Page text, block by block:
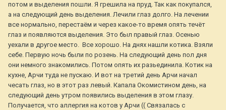
потом и выделения пошли. Я грешила на пруд. Так как покупался,
а на следующий день выделения. Лечили глаз долго. На лечении
все нормально, перестаём и через какое-то время опять течёт
глаз и появляются выделения. Это был правый глаз. Осенью
уехали в другое место. Все хорошо. На днях нашли котика. Взяли
себе. Первую ночь были по розень. На следующий день пол дня
они немного знакомились. Потом опять их разьединила. Котик на
кухне, Арчи туда не пускаю. И вот на третий день Арчи начал
чесать глаз, но в этот раз левый. Капала Окомистином день, на
следующий день утром появились выделения в этом глазу.
Получается, что аллергия на котов у Арчи (( Связалась с